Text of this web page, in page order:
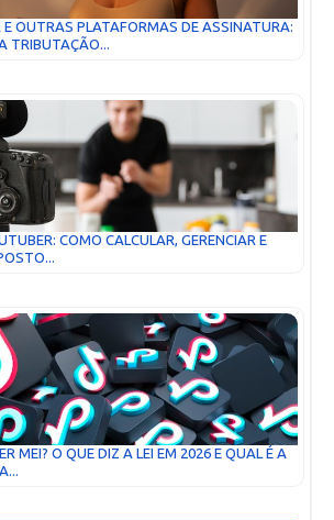
E OUTRAS PLATAFORMAS DE ASSINATURA:
TRIBUTAÇÃO...
COMO CALCULAR, GERENCIAR E
MEI? O QUE DIZ A LEI EM 2026 E QUAL É A